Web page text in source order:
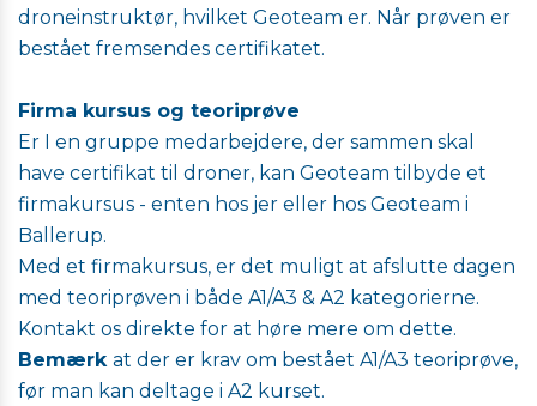
droneinstruktør, hvilket Geoteam er. Når prøven er
bestået fremsendes certifikatet.
Firma kursus og teoriprøve
Er I en gruppe medarbejdere, der sammen skal
have certifikat til droner, kan Geoteam tilbyde et
firmakursus - enten hos jer eller hos Geoteam i
Ballerup.
​​​​​​​Med et firmakursus, er det muligt at afslutte dagen
med teoriprøven i både A1/A3 & A2 kategorierne.
Kontakt os direkte for at høre mere om dette.
Bemærk at der er krav om bestået A1/A3 teoriprøve,
før man kan deltage i A2 kurset.